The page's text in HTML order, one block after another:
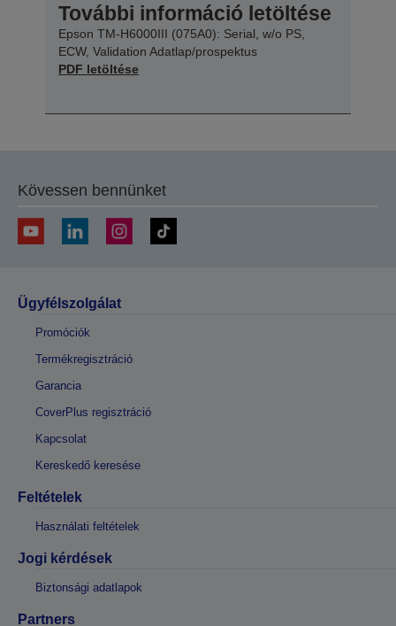
További információ letöltése
Epson TM-H6000III (075A0): Serial, w/o PS,
ECW, Validation Adatlap/prospektus
PDF letöltése
Kövessen bennünket
Ügyfélszolgálat
Promóciók
Termékregisztráció
Garancia
CoverPlus regisztráció
Kapcsolat
Kereskedő keresése
Feltételek
Használati feltételek
Jogi kérdések
Biztonsági adatlapok
Partners